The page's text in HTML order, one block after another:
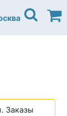
Заказы